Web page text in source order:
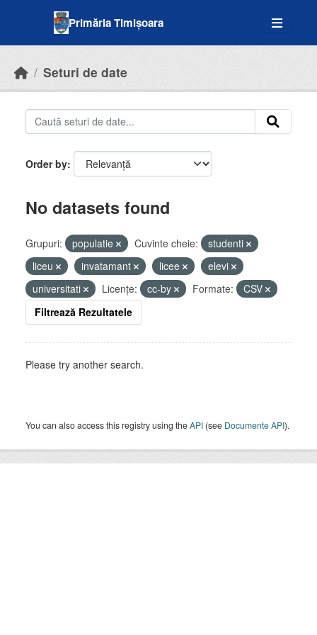
Primăria Timișoara
Seturi de date
Order by
No datasets found
Grupuri: populatie Cuvinte cheie:
studenti
liceu
invatamant licee
elevi
universitati
Licenţe: cc-by Formate:
CSV
Filtrează Rezultatele
Please try another search.
You can also access this registry using theAPI (see Documente API).